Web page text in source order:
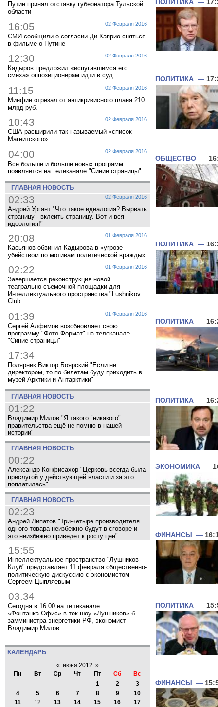
Путин принял отставку губернатора Тульской
области
02 Февраля 2016
16:05
СМИ сообщили о согласии Ди Каприо сняться
в фильме о Путине
02 Февраля 2016
12:30
Кадыров предложил «испугавшимся его
смеха» оппозиционерам идти в суд
02 Февраля 2016
11:15
Минфин отрезал от антикризисного плана 210
млрд руб.
02 Февраля 2016
10:43
США расширили так называемый «список
Магнитского»
02 Февраля 2016
04:00
Все больше и больше новых программ
появляется на телеканале "Синие страницы"
ГЛАВНАЯ НОВОСТЬ
02 Февраля 2016
02:33
Андрей Ургант "Что такое идеалогия? Вырвать
страницу - вклеить страницу. Вот и вся
идеология!"
01 Февраля 2016
20:08
Касьянов обвинил Кадырова в «угрозе
убийством по мотивам политической вражды»
01 Февраля 2016
02:22
Завершается реконструкция новой
театрально-съемочной площадки для
Интеллектуального пространства "Lushnikov
Club
01 Февраля 2016
01:39
Сергей Алфимов возобновляет свою
программу "Фото Формат" на телеканале
"Синие страницы"
17:34
Полярник Виктор Боярский "Если не
директором, то по билетам буду приходить в
музей Арктики и Антарктики"
ГЛАВНАЯ НОВОСТЬ
01:22
Владимир Милов "Я такого "никакого"
правительства ещё не помню в нашей
истории"
ГЛАВНАЯ НОВОСТЬ
00:22
Александр Конфисахор "Церковь всегда была
прислугой у действующей власти и за это
поплатилась"
ГЛАВНАЯ НОВОСТЬ
02:23
Андрей Липатов "Три-четыре производителя
одного товара неизбежно будут в сговоре и
это неизбежно приведет к росту цен"
15:55
Интеллектуальное пространство "Лушников-
Клуб" представляет 11 февраля общественно-
политическую дискуссию с экономистом
Сергеем Цыпляевым
03:34
Сегодня в 16:00 на телеканале
«Фонтанка.Офис» в ток-шоу «Лушников» б.
замминистра энергетики РФ, экономист
Владимир Милов
КАЛЕНДАРЬ
« июня 2012 »
Пн
Вт Ср Чт Пт Сб
Вс
1
2
3
4
5 6 7 8 9
10
11
12 13 14 15 16
17
ПОЛИТИКА —
ПОЛИТИКА —
ОБЩЕСТВО —
ПОЛИТИКА —
ПОЛИТИКА —
ПОЛИТИКА —
ЭКОНОМИКА —
ФИНАНСЫ —
ПОЛИТИКА —
ФИНАНСЫ —